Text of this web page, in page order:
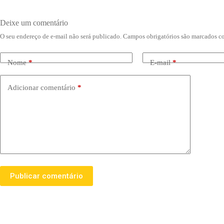
Deixe um comentário
O seu endereço de e-mail não será publicado. Campos obrigatórios são marcados
Nome* E-mail*
Adicionar comentário *
Publicar comentário